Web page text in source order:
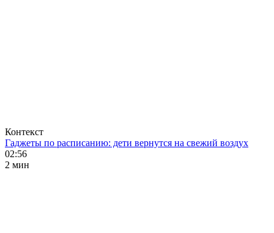
Контекст
Гаджеты по расписанию: дети вернутся на свежий воздух
02:56
2 мин